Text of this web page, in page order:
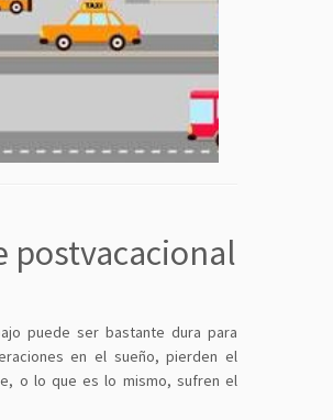
postvacacional
puede ser bastante dura para
en el sueño, pierden el
o lo que es lo mismo, sufren el